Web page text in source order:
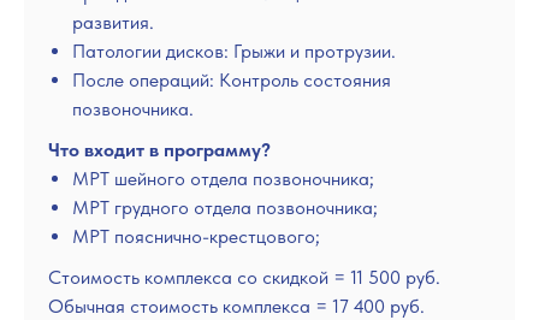
развития.
Патологии дисков: Грыжи и протрузии.
После операций: Контроль состояния
позвоночника.
Что входит в программу?
МРТ шейного отдела позвоночника;
МРТ грудного отдела позвоночника;
МРТ пояснично-крестцового;
Стоимость комплекса со скидкой = 11 500 руб.
Обычная стоимость комплекса = 17 400 руб.